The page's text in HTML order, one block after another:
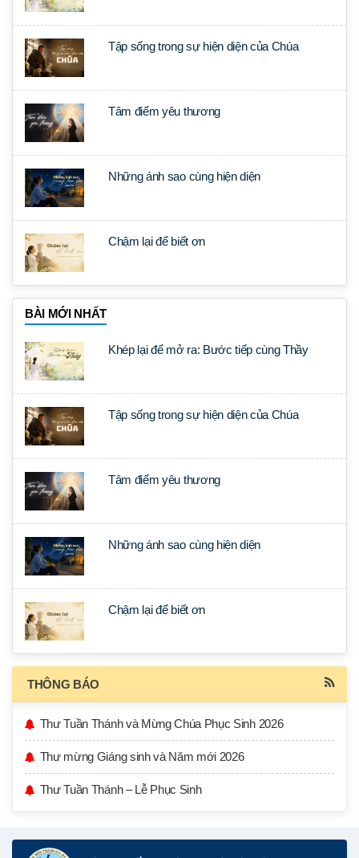
Tập sống trong sự hiện diện của Chúa
Tâm điểm yêu thương
Những ánh sao cùng hiện diện
Chậm lại để biết ơn
BÀI MỚI NHẤT
Khép lại để mở ra: Bước tiếp cùng Thầy
Tập sống trong sự hiện diện của Chúa
Tâm điểm yêu thương
Những ánh sao cùng hiện diện
Chậm lại để biết ơn
THÔNG BÁO
Thư Tuần Thánh và Mừng Chúa Phục Sinh 2026
Thư mừng Giáng sinh và Năm mới 2026
Thư Tuần Thánh – Lễ Phục Sinh